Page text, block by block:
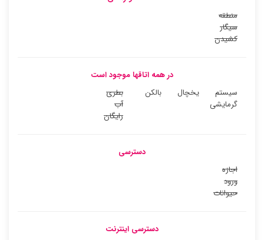
منطقه
سیگار
کشیدن
در همه اتاقها موجود است
سیستم
گرمایشی
یخچال بالکن
بطری
آب
رایگان
دسترسی
اجازه
ورود
حیوانات
دسترسی اینترنت